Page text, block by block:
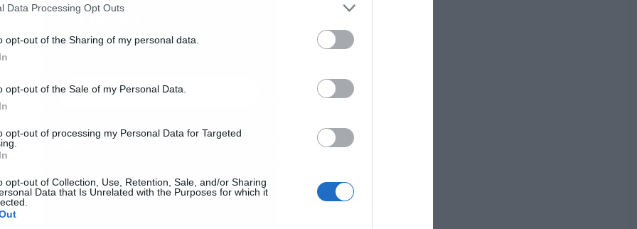
Data Processing Opt Outs
opt-out of the Sharing of my personal data.
opt-out of the Sale of my Personal Data.
opt-out of processing my Personal Data for Targeted
opt-out of Collection, Use, Retention, Sale, and/or Sharing
Data that Is Unrelated with the Purposes for which it
νεκρούς
το Μπακού του Αζερμπαϊτζάν προς το
νότια Ρωσία. Ωστόσο, οι δυσμενείς καιρικές
Γκρόζνι, ανάγκασαν τους πιλότους να
να επιχειρήσουν αναγκαστική προσγείωση
κόμβο στην ανατολική ακτή της Κασπίας
Εγγραφή στο
newsletter
Αποδέχομαι τουςόρους χρήσης
Εγγραφή